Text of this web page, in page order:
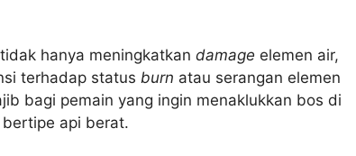
hanya meningkatkan damage elemen air,
terhadap status burn atau serangan elemen
bagi pemain yang ingin menaklukkan bos di
api berat.